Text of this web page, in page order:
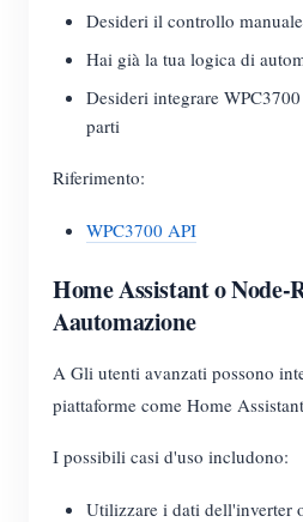
Desideri il controllo
Hai già la tua logica di
Desideri integrare
parti
Riferimento:
WPC3700 API
Home Assistant o Node-
Aautomazione
A Gli utenti avanzati possono
piattaforme come Home
I possibili casi d'uso includono:
Utilizzare i dati dell'inverter